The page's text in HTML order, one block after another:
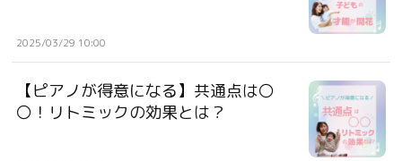
2025/03/29 10:00
【ピアノが得意になる】共通点は〇
〇！リトミックの効果とは？